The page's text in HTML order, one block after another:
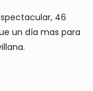
46
un día mas para